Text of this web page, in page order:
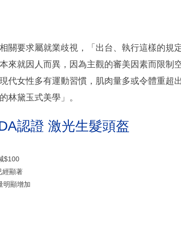
關要求屬就業歧視，「出台、執行這樣的規
來就因人而異，因為主觀的審美因素而限制
代女性多有運動習慣，肌肉量多或令體重超
林黛玉式美學」。
認證 激光生髮頭盔
$100
經顯著
明顯增加